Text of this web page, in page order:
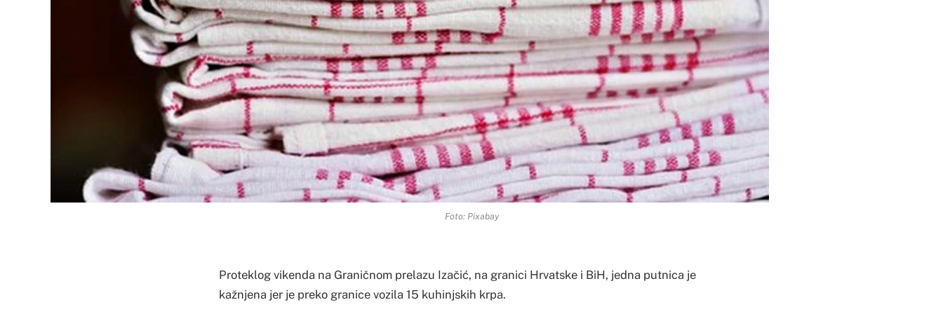
Foto: Pixabay
Proteklog vikenda na Graničnom prelazu Izačić, na granici Hrvatske i BiH, jedna putnica je
kažnjena jer je preko granice vozila 15 kuhinjskih krpa.